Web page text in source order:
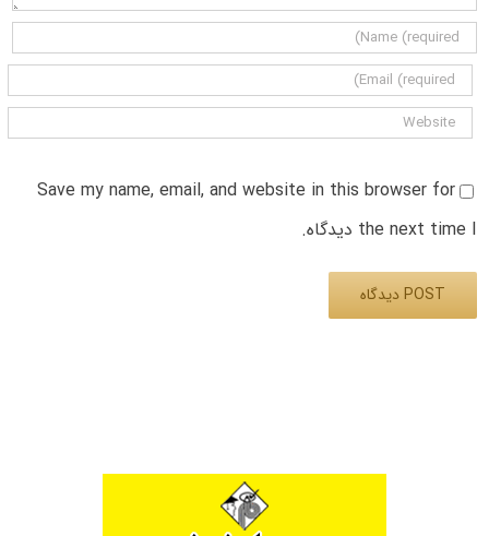
Save my name, email, and website in this browser for
the next time I دیدگاه.